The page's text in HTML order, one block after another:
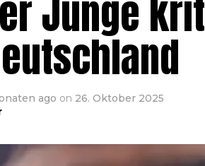
Junge
ago on 26. Oktober 2025